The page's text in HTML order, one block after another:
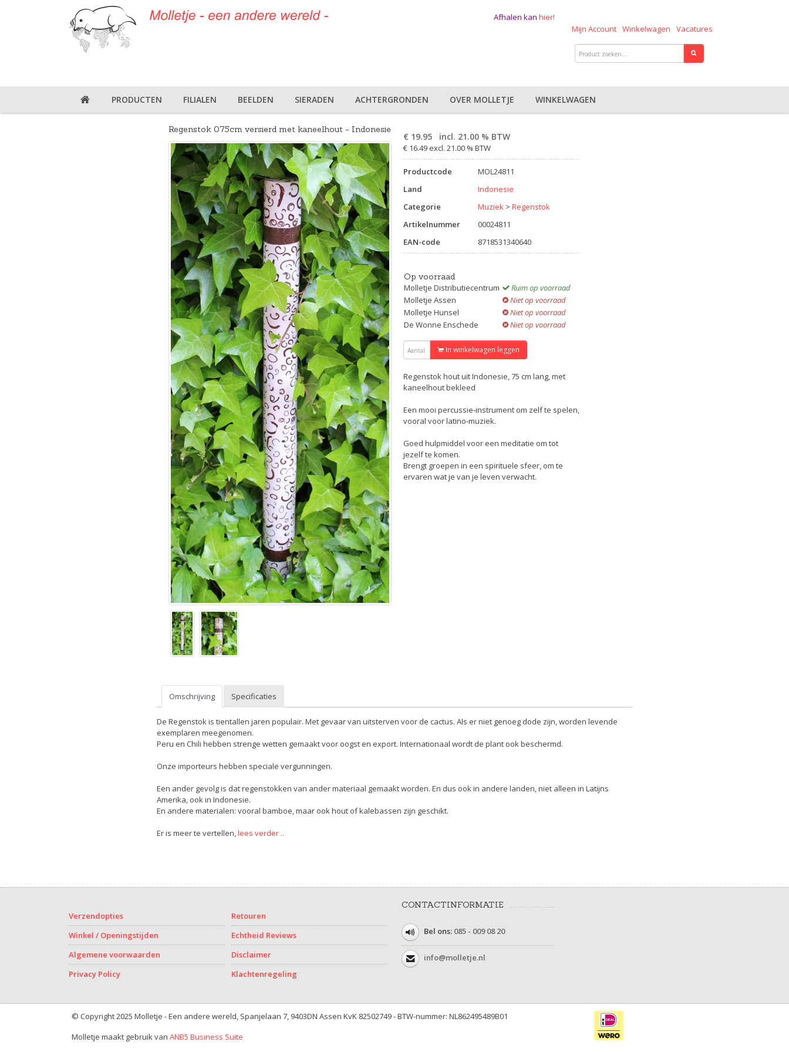
Afhalen kan hier!
Mijn Account Winkelwagen Vacatures
PRODUCTEN FILIALEN BEELDEN SIERADEN ACHTERGRONDEN OVER MOLLETJE WINKELWAGEN
Regenstok 075cm versierd met kaneelhout - Indonesie
€ 19.95 incl. 21.00 % BTW
€ 16.49 excl. 21.00 % BTW
Productcode
MOL24811
Land
Indonesie
Categorie
Muziek > Regenstok
Artikelnummer
00024811
EAN-code
8718531340640
Op voorraad
Molletje Distributiecentrum
Ruim op voorraad
Molletje Assen
Niet op voorraad
Molletje Hunsel
Niet op voorraad
De Wonne Enschede
Niet op voorraad
In winkelwagen leggen
Regenstok hout uit Indonesie, 75 cm lang, met
kaneelhout bekleed
Een mooi percussie-instrument om zelf te spelen,
vooral voor latino-muziek.
Goed hulpmiddel voor een meditatie om tot
jezelf te komen.
Brengt groepen in een spirituele sfeer, om te
ervaren wat je van je leven verwacht.
Omschrijving Specificaties
De Regenstok is tientallen jaren populair. Met gevaar van uitsterven voor de cactus. Als er niet genoeg dode zijn, worden levende
exemplaren meegenomen.
Peru en Chili hebben strenge wetten gemaakt voor oogst en export. Internationaal wordt de plant ook beschermd.
Onze importeurs hebben speciale vergunningen.
Een ander gevolg is dat regenstokken van ander materiaal gemaakt worden. En dus ook in andere landen, niet alleen in Latijns
Amerika, ook in Indonesie.
En andere materialen: vooral bamboe, maar ook hout of kalebassen zijn geschikt.
Er is meer te vertellen,lees verder ..
Verzendopties
Winkel / Openingstijden
Algemene voorwaarden
Privacy Policy
Retouren
Echtheid Reviews
Disclaimer
Klachtenregeling
CONTACTINFORMATIE
Bel ons: 085 - 009 08 20
info@molletje.nl
© Copyright 2025 Molletje - Een andere wereld, Spanjelaan 7, 9403DN Assen KvK 82502749 - BTW-nummer: NL862495489B01
Molletje maakt gebruik van ANB5 Business Suite